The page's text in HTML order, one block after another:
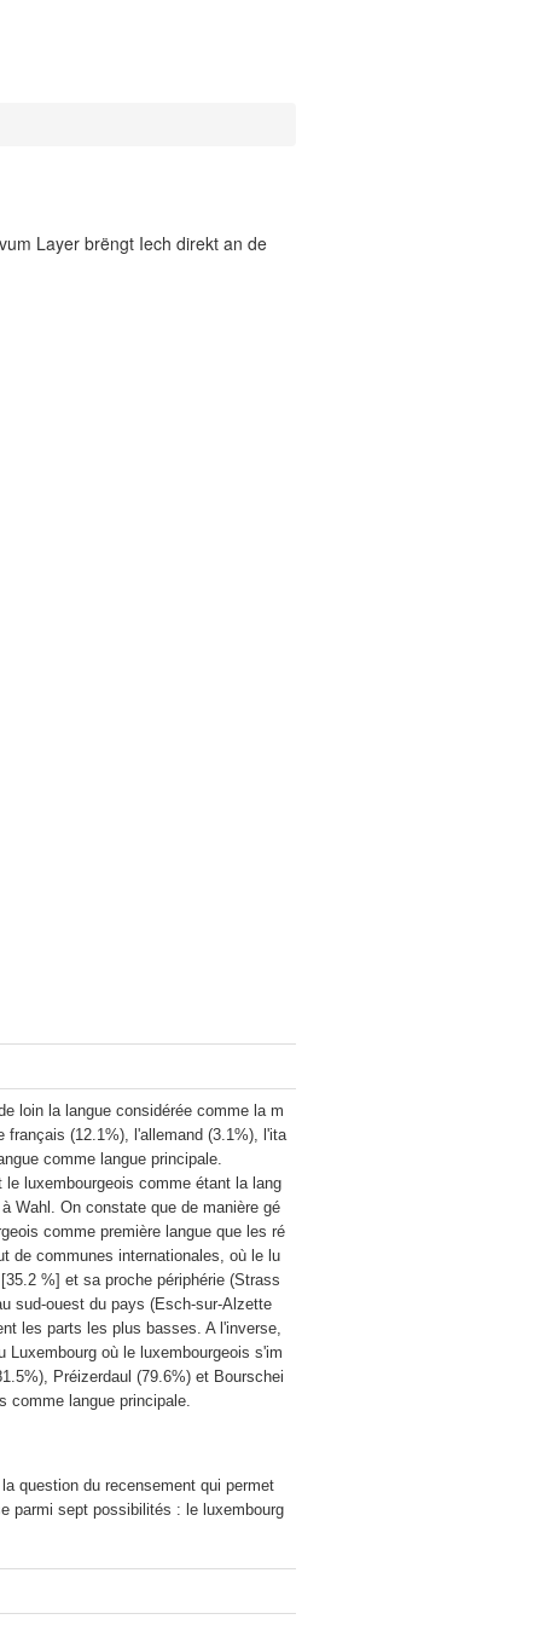
Layer brëngt Iech direkt an de
loin la langue considérée comme la m
français (12.1%), l'allemand (3.1%), l'ita
comme langue principale.
luxembourgeois comme étant la lang
Wahl. On constate que de manière gé
comme première langue que les ré
de communes internationales, où le lu
%] et sa proche périphérie (Strass
sud-ouest du pays (Esch-sur-Alzette
les parts les plus basses. A l'inverse,
où le luxembourgeois s'im
Préizerdaul (79.6%) et Bourschei
question du recensement qui permet
parmi sept possibilités : le luxembourg